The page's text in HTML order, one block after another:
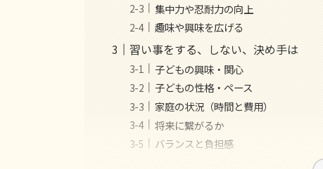
集中力や忍耐力の向上
趣味や興味を広げる
習い事をする、しない、決め手は
子どもの興味・関心
子どもの性格・ペース
家庭の状況（時間と費用）
将来に繋がるか
バランスと負担感